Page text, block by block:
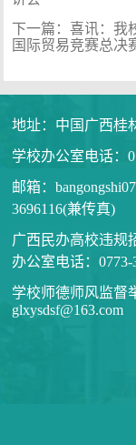
下一篇：喜讯：我
国际贸易竞赛总决
地址：中国广西桂
学校办公室电话：
邮箱：
3696116(兼传真)
广西民办高校违规
办公室电话：0773-
学校师德师风监督
glxysdsf@163.com